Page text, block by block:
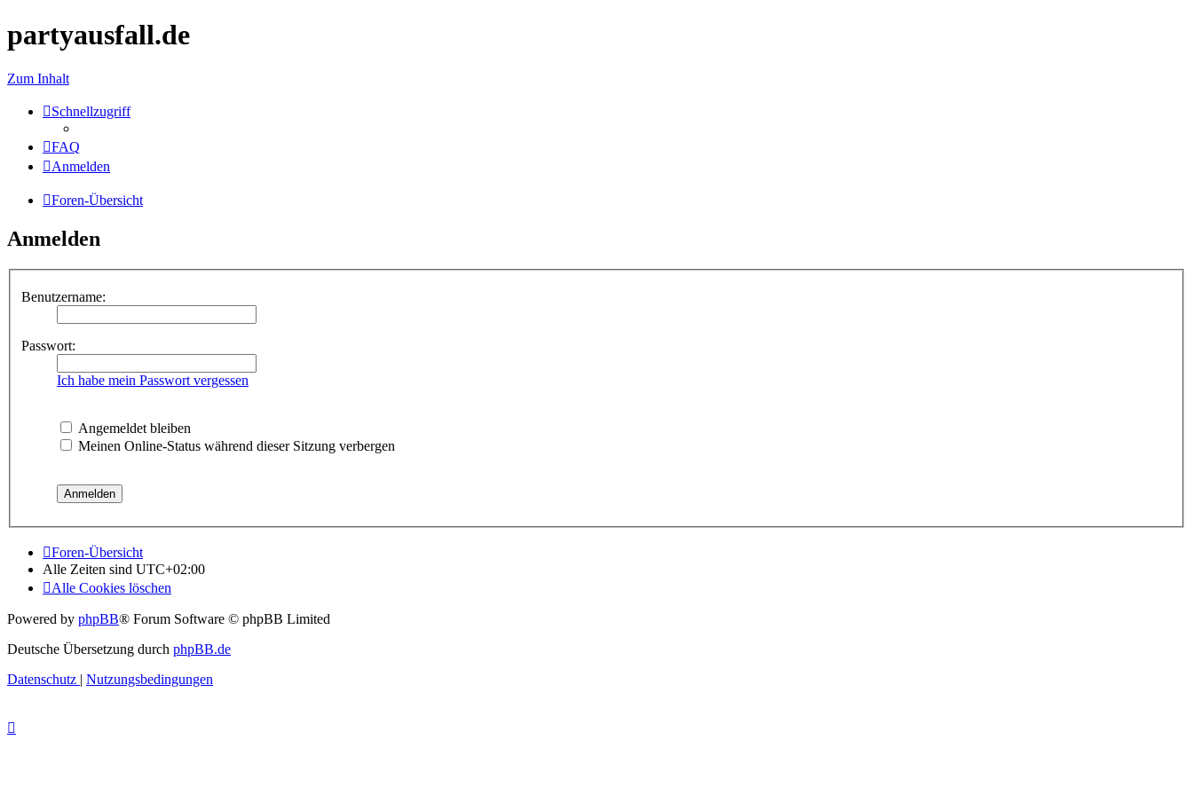
partyausfall.de
Zum Inhalt
Schnellzugriff
FAQ
Anmelden
Foren-Übersicht
Anmelden
Benutzername:
Passwort:
Ich habe mein Passwort vergessen
Angemeldet bleiben
Meinen Online-Status während dieser Sitzung verbergen
Foren-Übersicht
Alle Zeiten sind UTC+02:00
Alle Cookies löschen
Powered by phpBB® Forum Software © phpBB Limited
Deutsche Übersetzung durch phpBB.de
Datenschutz | Nutzungsbedingungen